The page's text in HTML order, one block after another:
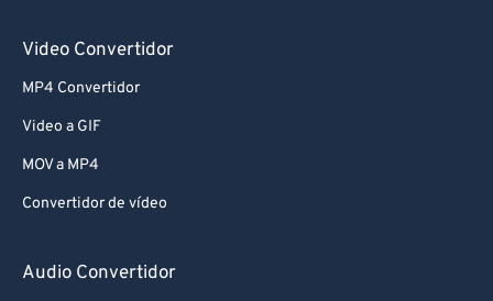
Video Convertidor
MP4 Convertidor
Video a GIF
MOV a MP4
Convertidor de vídeo
Audio Convertidor